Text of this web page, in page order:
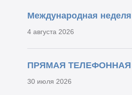
Международная
4 августа 2026
ПРЯМАЯ
30 июля 2026